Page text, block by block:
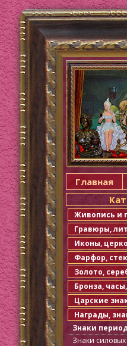
Главная
Живопись и
Гравюры,
Иконы,
Фарфор,
Золото,
Бронза,
Царские
Награды,
Знаки
Знаки силовых